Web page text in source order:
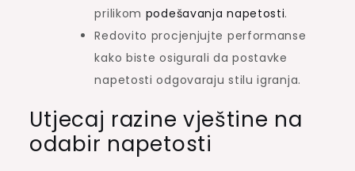
prilikom podešavanja napetosti.
Redovito procjenjujte performanse
kako biste osigurali da postavke
napetosti odgovaraju stilu igranja.
Utjecaj razine vještine na
odabir napetosti